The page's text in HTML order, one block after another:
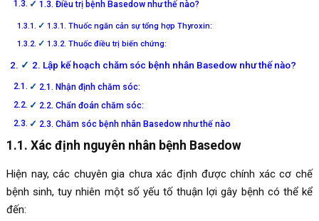
1.3. Điều trị bệnh Basedow như thế nào?
1.3.1. Thuốc ngăn cản sự tổng hợp Thyroxin:
1.3.2. Thuốc điều trị biến chứng:
2. Lập kế hoạch chăm sóc bệnh nhân Basedow như thế nào?
2.1. Nhận định chăm sóc:
2.2. Chẩn đoán chăm sóc:
2.3. Chăm sóc bệnh nhân Basedow như thế nào
1.1. Xác định nguyên nhân bệnh Basedow
Hiện nay, các chuyên gia chưa xác định được chính xác cơ chế
bệnh sinh, tuy nhiên một số yếu tố thuận lợi gây bệnh có thể kể
đến: